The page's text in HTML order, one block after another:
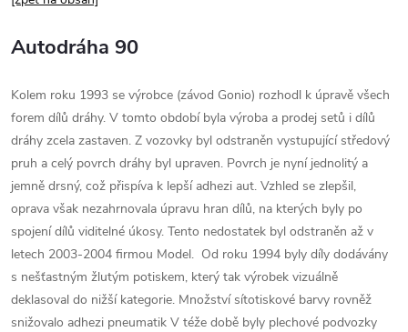
Autodráha 90
Kolem roku 1993 se výrobce (závod Gonio) rozhodl k úpravě všech
forem dílů dráhy. V tomto období byla výroba a prodej setů i dílů
dráhy zcela zastaven. Z vozovky byl odstraněn vystupující středový
pruh a celý povrch dráhy byl upraven. Povrch je nyní jednolitý a
jemně drsný, což přispíva k lepší adhezi aut. Vzhled se zlepšil,
oprava však nezahrnovala úpravu hran dílů, na kterých byly po
spojení dílů viditelné úkosy. Tento nedostatek byl odstraněn až v
letech 2003-2004 firmou Model. Od roku 1994 byly díly dodávány
s nešťastným žlutým potiskem, který tak výrobek vizuálně
deklasoval do nižší kategorie. Množství sítotiskové barvy rovněž
snižovalo adhezi pneumatik V téže době byly plechové podvozky